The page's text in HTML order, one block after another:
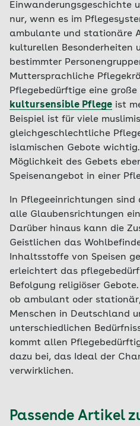
Einwanderungsgeschichte
nur, wenn es im
ambulante und stationäre
kulturellen Besonderheiten
bestimmter
Muttersprachliche
Pflegebedürftige eine große
kultursensible Pflege ist
Beispiel ist für viele
gleichgeschlechtliche
islamischen Gebote
Möglichkeit des Gebets
Speisenangebot in einer
In Pflegeeinrichtungen
alle Glaubensrichtungen
Darüber hinaus kann die
Geistlichen das
Inhaltsstoffe von Speisen
erleichtert das
Befolgung religiöser
ob ambulant oder
Menschen in Deutschland
unterschiedlichen
kommt allen
dazu bei, das Ideal der
verwirklichen.
Passende Artikel